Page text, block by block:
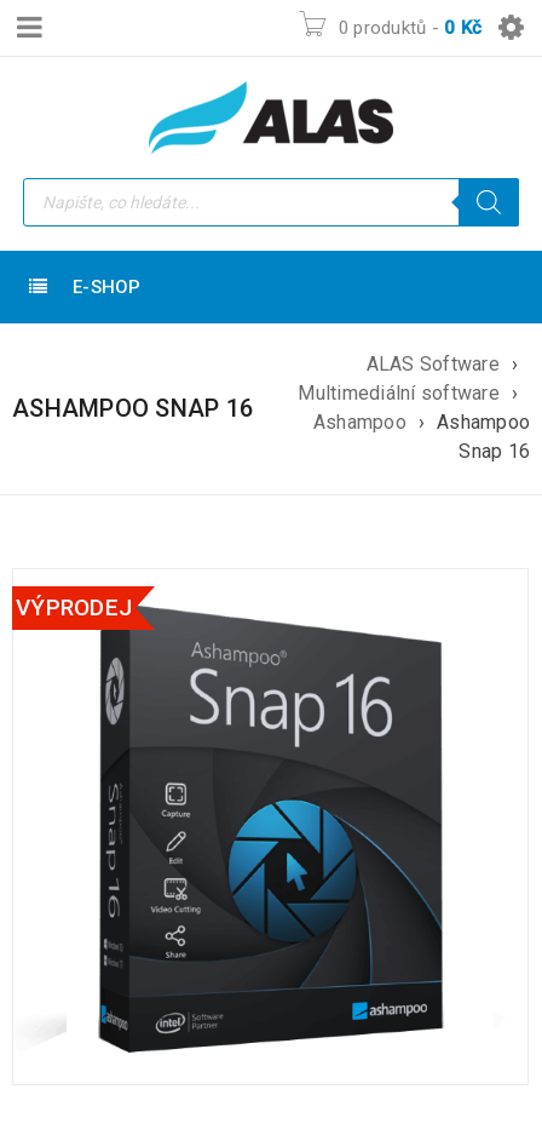
0 produktů - 0 Kč
E-SHOP
ASHAMPOO SNAP 16
ALAS Software
›
Multimediální software
›
Ashampoo
› Ashampoo
Snap 16
VÝPRODEJ